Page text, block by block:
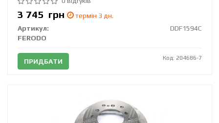
3 745 грн
термін 3 дн.
Артикул:
DDF1594C
FERODO
ПРИДБАТИ Код: 204686-7